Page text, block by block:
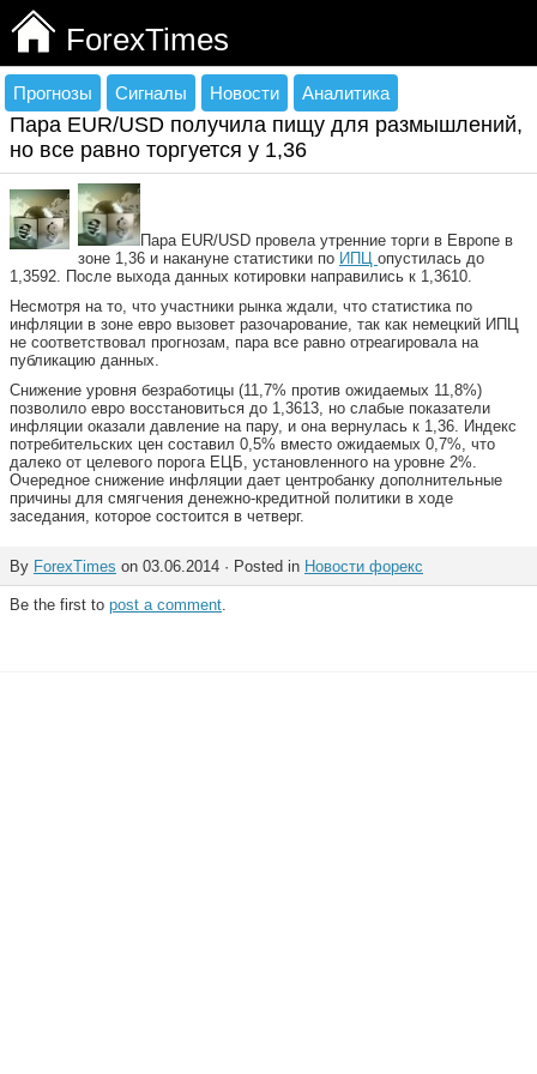
ForexTimes
Прогнозы Сигналы Новости Аналитика
Пара EUR/USD получила пищу для размышлений,
но все равно торгуется у 1,36
Пара EUR/USD провела утренние торги в Европе в
зоне 1,36 и накануне статистики по ИПЦ опустилась до
1,3592. После выхода данных котировки направились к 1,3610.
Несмотря на то, что участники рынка ждали, что статистика по
инфляции в зоне евро вызовет разочарование, так как немецкий ИПЦ
не соответствовал прогнозам, пара все равно отреагировала на
публикацию данных.
Снижение уровня безработицы (11,7% против ожидаемых 11,8%)
позволило евро восстановиться до 1,3613, но слабые показатели
инфляции оказали давление на пару, и она вернулась к 1,36. Индекс
потребительских цен составил 0,5% вместо ожидаемых 0,7%, что
далеко от целевого порога ЕЦБ, установленного на уровне 2%.
Очередное снижение инфляции дает центробанку дополнительные
причины для смягчения денежно-кредитной политики в ходе
заседания, которое состоится в четверг.
By ForexTimes on 03.06.2014 · Posted in Новости форекс
Be the first to post a comment.